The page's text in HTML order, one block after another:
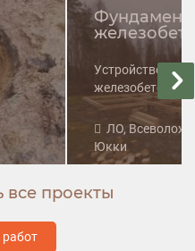
все проекты
работ
Фундамент
Устройство
ЛО,
Юкки